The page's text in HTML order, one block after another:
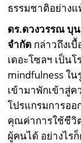
ธรรมชาติอย่างแ
ดร.ดวงวรรณ บุ
จำกัด กล่าวถึงเ
เดอะโซลฯ เป็น
mindfulness ใ
เข้ามาพักเข้าสู่ค
โปรแกรมการอ
คุณค่าการใช้ชีวิ
ผู้คนได้ อย่างไร